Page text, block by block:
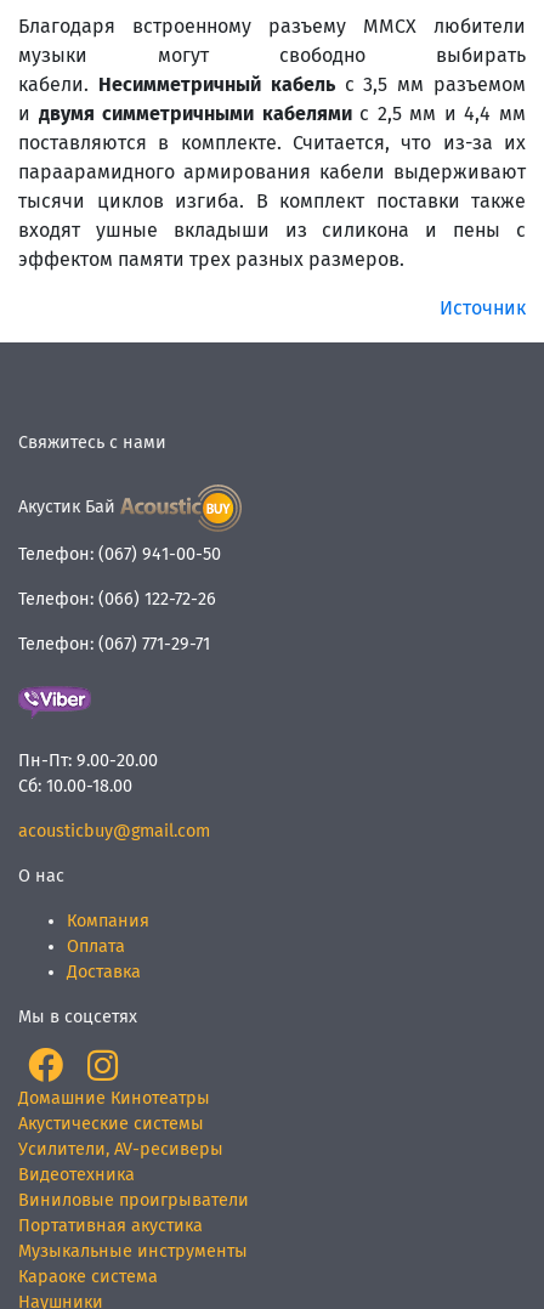
Благодаря встроенному разъему MMCX любители
музыки могут свободно выбирать
кабели. Несимметричный кабельс 3,5 мм разъемом
и двумя симметричными кабелямис 2,5 мм и 4,4 мм
поставляются в комплекте. Считается, что из-за их
параарамидного армирования кабели выдерживают
тысячи циклов изгиба. В комплект поставки также
входят ушные вкладыши из силикона и пены с
эффектом памяти трех разных размеров.
Источник
Свяжитесь с нами
Акустик Бай
Телефон: (067) 941-00-50
Телефон: (066) 122-72-26
Телефон: (067) 771-29-71
Пн-Пт: 9.00-20.00
Сб: 10.00-18.00
acousticbuy@gmail.com
О нас
Компания
Оплата
Доставка
Мы в соцсетях
Домашние Кинотеатры
Акустические системы
Усилители, AV-ресиверы
Видеотехника
Виниловые проигрыватели
Портативная акустика
Музыкальные инструменты
Караоке система
Наушники